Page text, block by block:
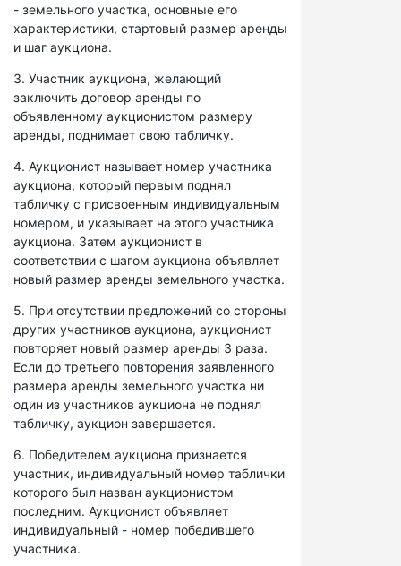
- земельного участка, основные его
характеристики, стартовый размер аренды
и шаг аукциона.
3. Участник аукциона, желающий
заключить договор аренды по
объявленному аукционистом размеру
аренды, поднимает свою табличку.
4. Аукционист называет номер участника
аукциона, который первым поднял
табличку с присвоенным индивидуальным
номером, и указывает на этого участника
аукциона. Затем аукционист в
соответствии с шагом аукциона объявляет
новый размер аренды земельного участка.
5. При отсутствии предложений со стороны
других участников аукциона, аукционист
повторяет новый размер аренды 3 раза.
Если до третьего повторения заявленного
размера аренды земельного участка ни
один из участников аукциона не поднял
табличку, аукцион завершается.
6. Победителем аукциона признается
участник, индивидуальный номер таблички
которого был назван аукционистом
последним. Аукционист объявляет
индивидуальный - номер победившего
участника.